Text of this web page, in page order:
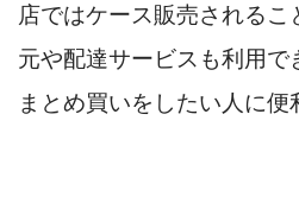
店ではケース販売されるこ
元や配達サービスも利用で
まとめ買いをしたい人に便